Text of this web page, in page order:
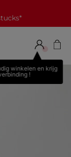
winkelen en krijg
!